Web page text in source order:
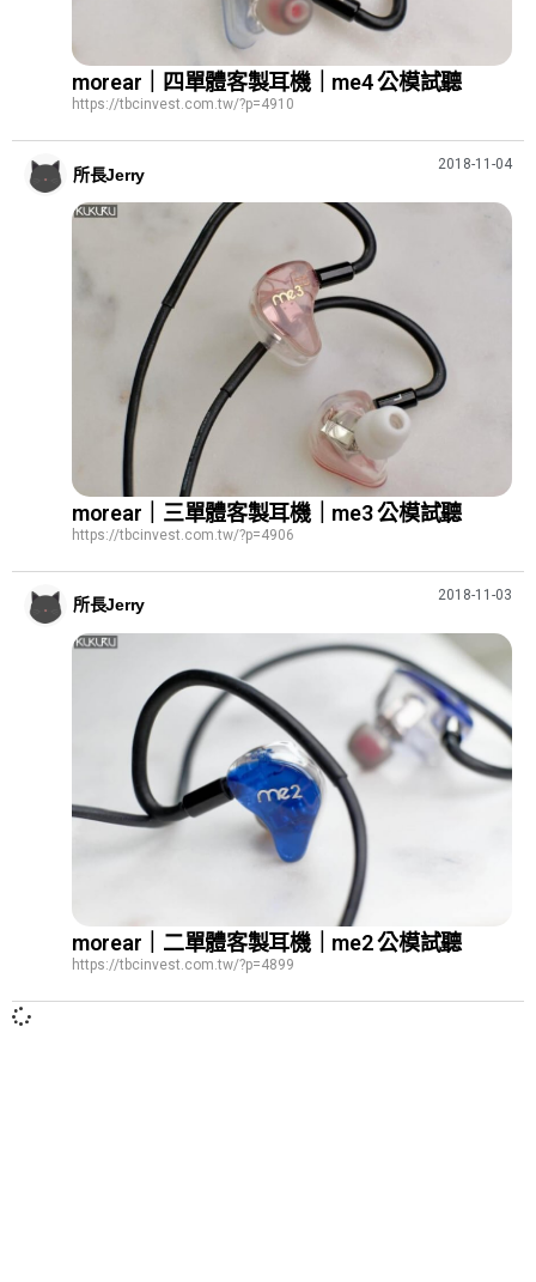
morear｜四單體客製耳機｜me4 公模試聽
https://tbcinvest.com.tw/?p=4910
所長Jerry
2018-11-04
morear｜三單體客製耳機｜me3 公模試聽
https://tbcinvest.com.tw/?p=4906
所長Jerry
2018-11-03
morear｜二單體客製耳機｜me2 公模試聽
https://tbcinvest.com.tw/?p=4899